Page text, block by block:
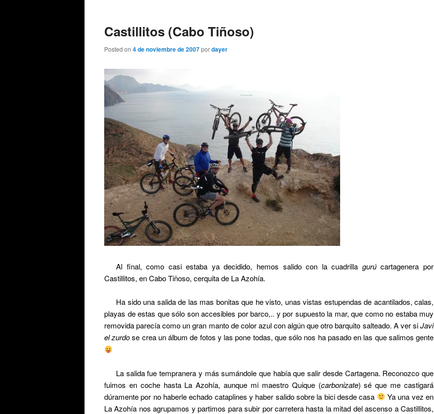
Castillitos (Cabo Tiñoso)
Posted on 4 de noviembre de 2007pordayer
Al final, como casi estaba ya decidido, hemos salido con la cuadrilla gurúcartagenera por
Castillitos, en Cabo Tiñoso, cerquita de La Azohía.
Ha sido una salida de las mas bonitas que he visto, unas vistas estupendas de acantilados, calas,
playas de estas que sólo son accesibles por barco,.. y por supuesto la mar, que como no estaba muy
removida parecía como un gran manto de color azul con algún que otro barquito salteado. A ver siJavi
el zurdose crea un álbum de fotos y las pone todas, que sólo nos ha pasado en las que salimos gente
La salida fue tempranera y más sumándole que había que salir desde Cartagena. Reconozco que
fuimos en coche hasta La Azohía, aunque mi maestro Quique (carbonizate) sé que me castigará
dúramente por no haberle echado cataplines y haber salido sobre la bici desde casa
Ya una vez en
La Azohía nos agrupamos y partimos para subir por carretera hasta la mitad del ascenso a Castillitos,